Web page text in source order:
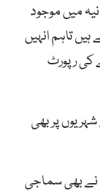
میں موجود
تاہم انہیں
کی رپورٹ
پر بھی
نے بھی سماجی